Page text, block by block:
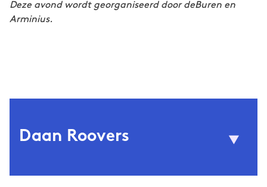
Deze avond wordt georganiseerd door deBuren en
Arminius.
Daan Roovers